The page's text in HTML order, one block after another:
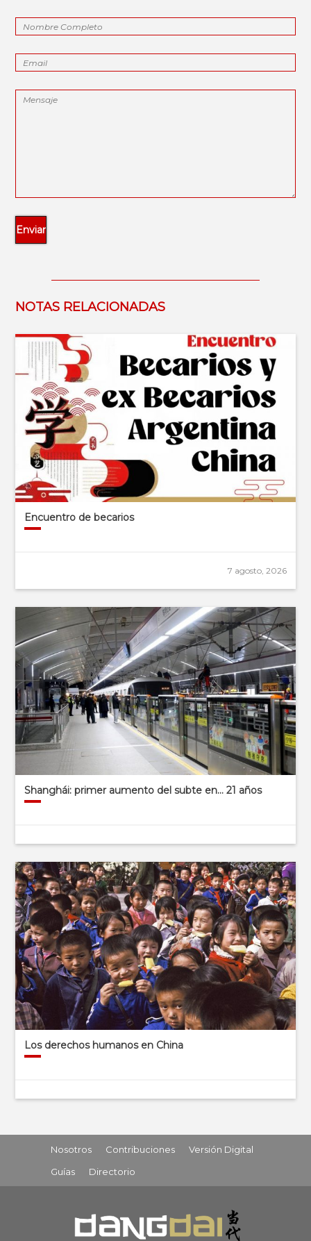
NOTAS RELACIONADAS
Encuentro de becarios
7 agosto, 2026
Shanghái: primer aumento del subte en… 21 años
Los derechos humanos en China
Nosotros Contribuciones
Versión Digital
Guías
Directorio